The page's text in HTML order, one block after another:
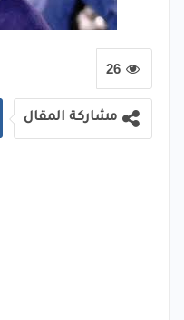
26
مشاركة المقال